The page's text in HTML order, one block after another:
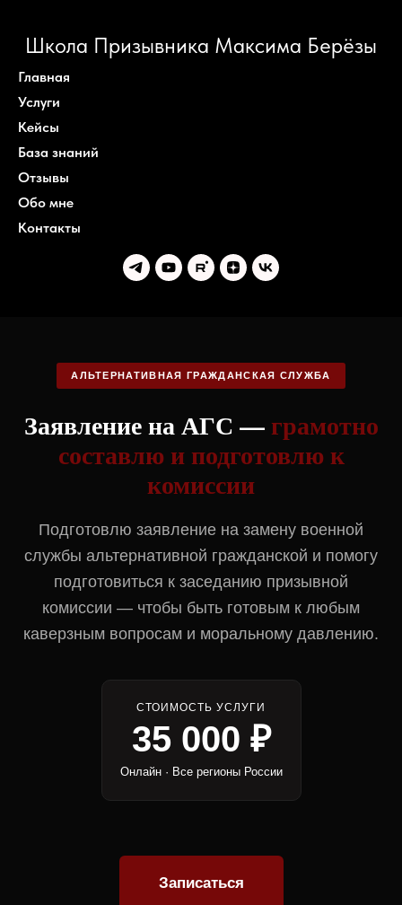
Школа Призывника Максима Берёзы
Главная
Услуги
Кейсы
База знаний
Отзывы
Обо мне
Контакты
АЛЬТЕРНАТИВНАЯ ГРАЖДАНСКАЯ СЛУЖБА
Заявление на АГС —грамотно
составлю и подготовлю к
комиссии
Подготовлю заявление на замену военной
службы альтернативной гражданской и помогу
подготовиться к заседанию призывной
комиссии — чтобы быть готовым к любым
каверзным вопросам и моральному давлению.
СТОИМОСТЬ УСЛУГИ
35 000 ₽
Онлайн · Все регионы России
Записаться